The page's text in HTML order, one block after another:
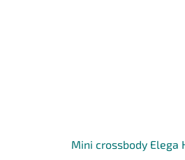
Mini crossbody Elega